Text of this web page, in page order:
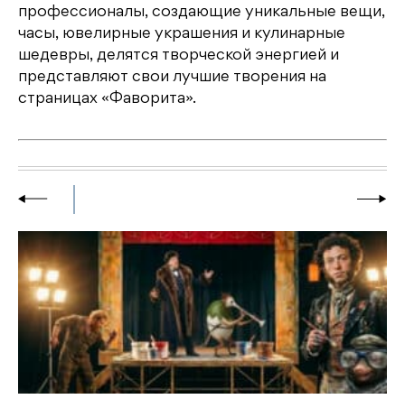
профессионалы, создающие уникальные вещи,
часы, ювелирные украшения и кулинарные
шедевры, делятся творческой энергией и
представляют свои лучшие творения на
страницах «Фаворита».